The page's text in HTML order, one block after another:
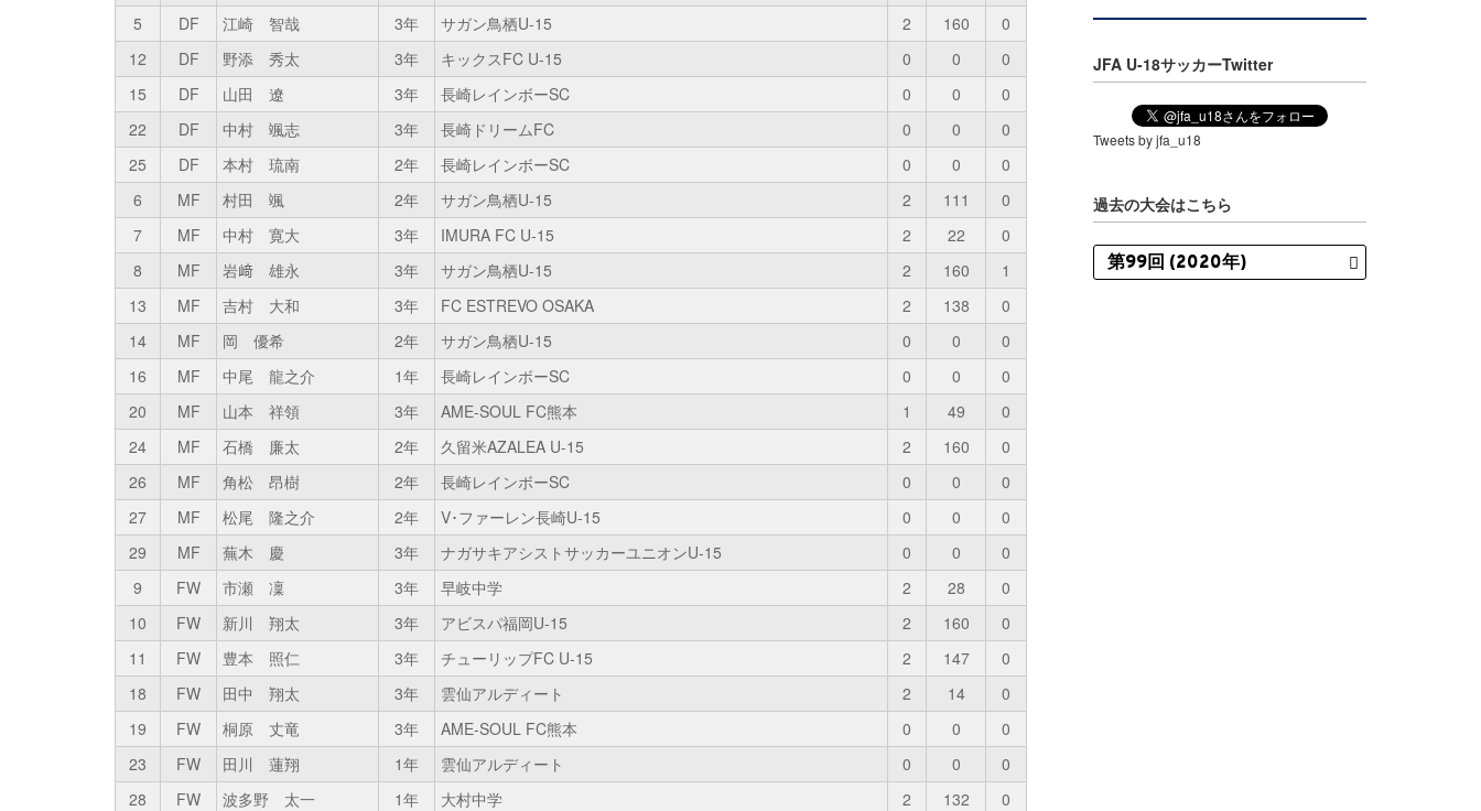
5
DF 江崎 智哉 3年 サガン鳥栖U-15 2 160
0
12
DF 野添 秀太 3年 キックスFC U-15 0 0
0
15
DF 山田 遼 3年 長崎レインボーSC 0 0
0
22
DF 中村 颯志 3年 長崎ドリームFC 0 0
0
25
DF 本村 琉南 2年 長崎レインボーSC 0 0
0
6
MF 村田 颯 2年 サガン鳥栖U-15 2 111
0
7
MF 中村 寛大 3年 IMURA FC U-15 2 22
0
8
MF 岩﨑 雄永 3年 サガン鳥栖U-15 2 160
1
13
MF 吉村 大和 3年 FC ESTREVO OSAKA 2 138
0
14
MF 岡 優希 2年 サガン鳥栖U-15 0 0
0
16
MF 中尾 龍之介 1年 長崎レインボーSC 0 0
0
20
MF 山本 祥領 3年 AME-SOUL FC熊本 1 49
0
24
MF 石橋 廉太 2年 久留米AZALEA U-15 2 160
0
26
MF 角松 昂樹 2年 長崎レインボーSC 0 0
0
27
MF 松尾 隆之介 2年 V･ファーレン長崎U‐15 0 0
0
29
MF 蕪木 慶 3年 ナガサキアシストサッカーユニオンU-15 0 0
0
9
FW 市瀬 凜 3年 早岐中学 2 28
0
10
FW 新川 翔太 3年 アビスパ福岡U-15 2 160
0
11
FW 豊本 照仁 3年 チューリップFC U-15 2 147
0
18
FW 田中 翔太 3年 雲仙アルディート 2 14
0
19
FW 桐原 丈竜 3年 AME-SOUL FC熊本 0 0
0
23
FW 田川 蓮翔 1年 雲仙アルディート 0 0
0
28
FW 波多野 太一 1年 大村中学 2 132 0
JFA U-18サッカーTwitter
Tweets by jfa_u18
過去の大会はこちら